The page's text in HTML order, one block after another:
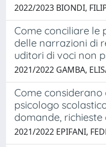
2022/2023 BIONDI,
Come conciliare le
delle narrazioni di
uditori di voci non
2021/2022 GAMBA,
Come considerano
psicologo
domande, richieste
2021/2022 EPIFANI,